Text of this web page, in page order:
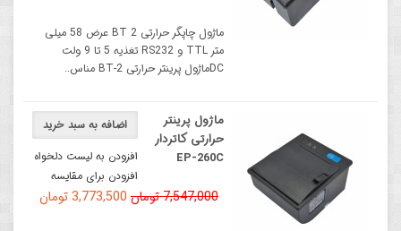
ماژول چاپگر حرارتی BT 2 عرض 58 میلی
متر TTL و RS232 تغذیه 5 تا 9 ولت
DCماژول پرینتر حرارتی BT-2 مناس..
اضافه به سبد خرید
افزودن به لیست دلخواه
افزودن برای مقایسه
7,547,000 تومان 3,773,500 تومان
ماژول پرینتر
حرارتی کاتردار
EP-260C